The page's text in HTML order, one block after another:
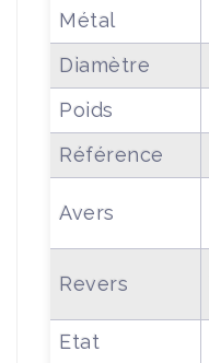
Métal
Diamètre
Poids
Référence
Avers
Revers
Etat